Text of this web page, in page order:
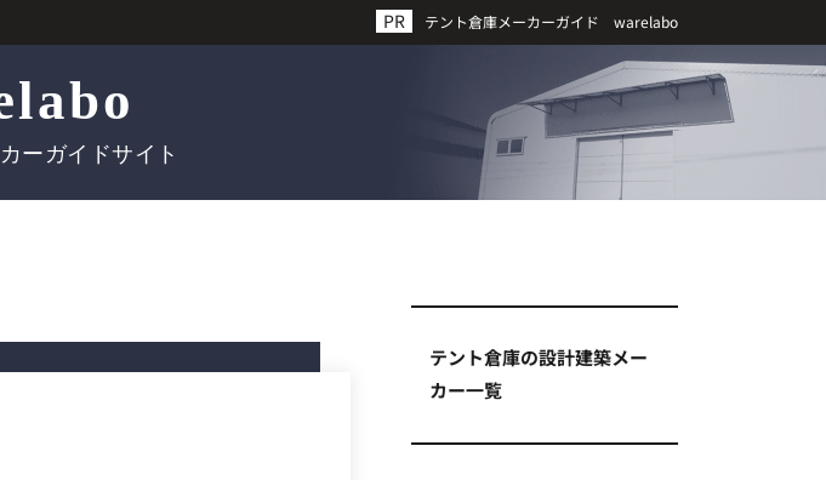
テント倉庫メーカーガイド warelabo
ーガイドサイト
テント倉庫の設計建築メー
カー一覧